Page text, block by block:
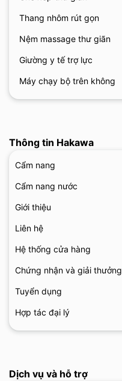
Thang nhôm rút gọn
Nệm massage thư giãn
Giường y tế trợ lực
Máy chạy bộ trên không
Thông tin Hakawa
Cẩm nang
Cẩm nang nước
Giới thiệu
Liên hệ
Hệ thống cửa hàng
Chứng nhận và giải thưởng
Tuyển dụng
Hợp tác đại lý
Dịch vụ và hỗ trợ